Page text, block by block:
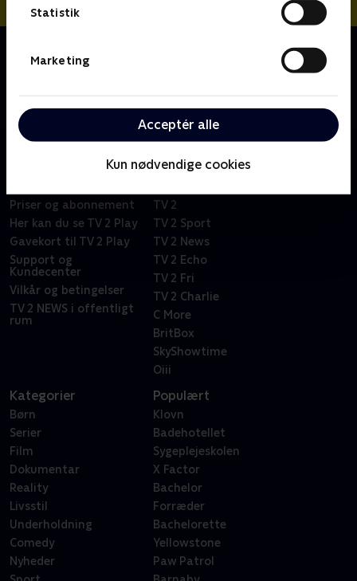
Statistik
Marketing
Acceptér alle
Kun nødvendige cookies
En samling af små kortfilm for de yngste børn i
underholdende.
Priser og abonnement
Her kan du se TV 2 Play
Gavekort til TV 2 Play
Support og
Kundecenter
Vilkår og betingelser
TV 2 NEWS i offentligt
rum
TV 2
TV 2 Sport
TV 2 News
TV 2 Echo
TV 2 Fri
TV 2 Charlie
C More
BritBox
SkyShowtime
Oiii
Kategorier
Børn
Serier
Film
Dokumentar
Reality
Livsstil
Underholdning
Comedy
Nyheder
Populært
Klovn
Badehotellet
Sygeplejeskolen
X Factor
Bachelor
Forræder
Bachelorette
Yellowstone
Paw Patrol